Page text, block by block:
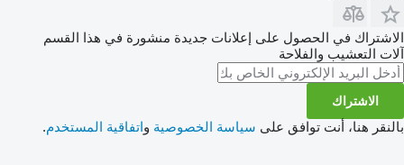
الاشتراك في الحصول على إعلانات جديدة منشورة في هذا القسم
آلات التعشيب والفلاحة
الاشتراك
بالنقر هنا، أنت توافق على سياسة الخصوصية واتفاقية المستخدم.